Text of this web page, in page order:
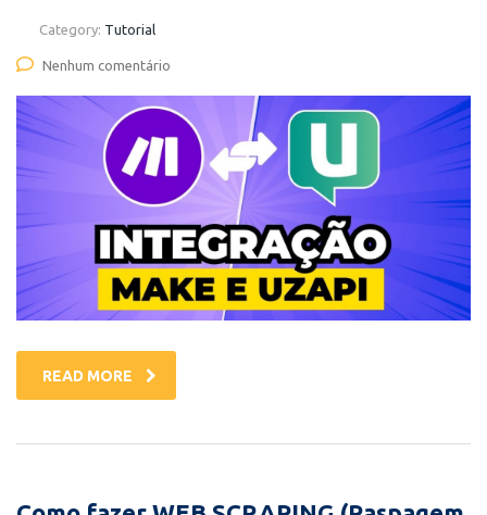
Category: Tutorial
Nenhum comentário
READ MORE